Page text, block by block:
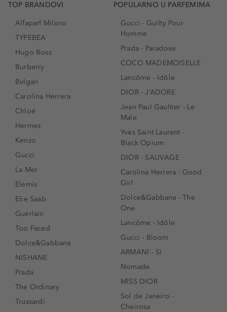
TOP BRANDOVI
Alfaparf Milano
TYPEBEA
Hugo Boss
Burberry
Bvlgari
Carolina Herrera
Chloé
Hermes
Kenzo
Gucci
La Mer
Elemis
Elie Saab
Guerlain
Too Faced
Dolce&Gabbana
NISHANE
Prada
The Ordinary
Trussardi
POPULARNO U PARFEMIMA
Gucci - Guilty Pour
Homme
Prada - Paradoxe
COCO MADEMOISELLE
Lancôme - Idôle
DIOR - J’ADORE
Jean Paul Gaultier - Le
Male
Yves Saint Laurent -
Black Opium
DIOR - SAUVAGE
Carolina Herrera - Good
Girl
Dolce&Gabbana - The
One
Lancôme - Idôle
Gucci - Bloom
ARMANI - Sì
Nomade
MISS DIOR
Sol de Janeiro -
Cheirosa